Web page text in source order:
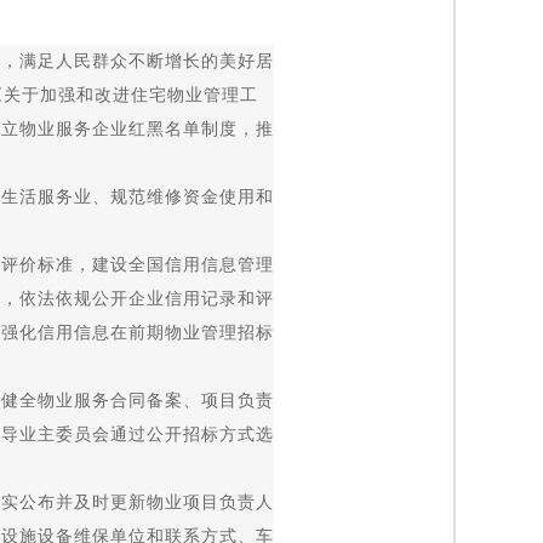
满足人民群众不断增长的美好居
于加强和改进住宅物业管理工
物业服务企业红黑名单制度，推
服务业、规范维修资金使用和
标准，建设全国信用信息管理
依法依规公开企业信用记录和评
化信用信息在前期物业管理招标
全物业服务合同备案、项目负责
业主委员会通过公开招标方式选
布并及时更新物业项目负责人
施设备维保单位和联系方式、车